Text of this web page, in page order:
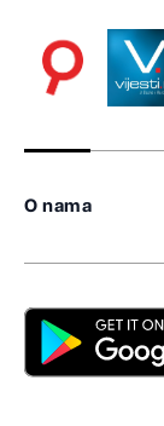
O nama